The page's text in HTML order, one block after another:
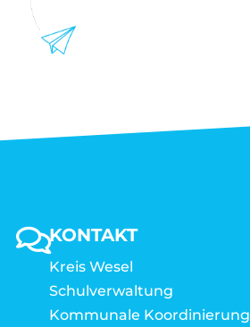
KONTAKT
Kreis Wesel
Schulverwaltung
Kommunale Koordinierung